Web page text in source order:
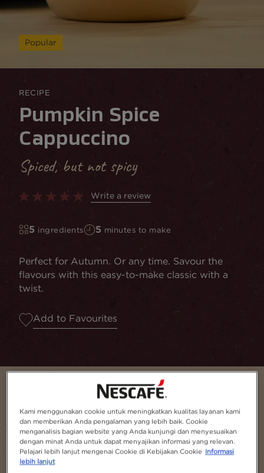
RECIPE
Pumpkin Spice
Cappuccino
Spiced, but not spicy
Write a review
5 ingredients 5 minutes to make
Perfect for Autumn. Or any time. Savour the
flavours with this easy-to-make classic with a
twist.
Add to Favourites
Popular
Kami menggunakan cookie untuk meningkatkan kualitas layanan kami
dan memberikan Anda pengalaman yang lebih baik. Cookie
menganalisis bagian website yang Anda kunjungi dan menyesuaikan
dengan minat Anda untuk dapat menyajikan informasi yang relevan.
Pelajari lebih lanjut mengenai Cookie di Kebijakan Cookie Informasi
lebih lanjut